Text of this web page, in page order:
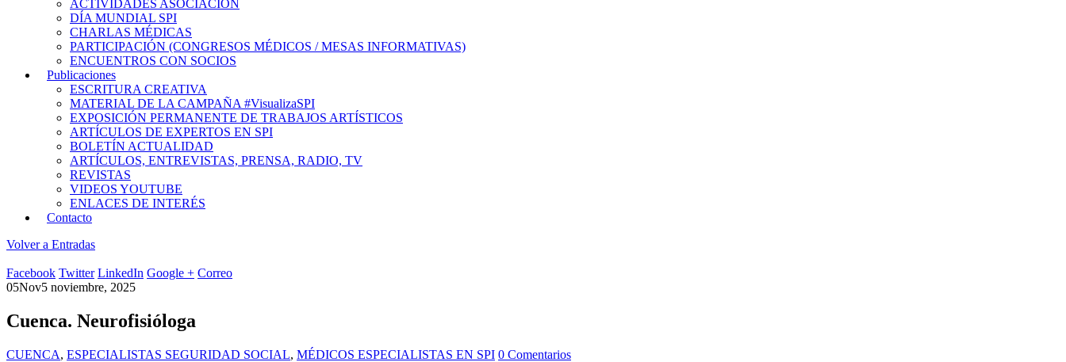
ACTIVIDADES ASOCIACIÓN
DÍA MUNDIAL SPI
CHARLAS MÉDICAS
PARTICIPACIÓN (CONGRESOS MÉDICOS / MESAS INFORMATIVAS)
ENCUENTROS CON SOCIOS
Publicaciones
ESCRITURA CREATIVA
MATERIAL DE LA CAMPAÑA #VisualizaSPI
EXPOSICIÓN PERMANENTE DE TRABAJOS ARTÍSTICOS
ARTÍCULOS DE EXPERTOS EN SPI
BOLETÍN ACTUALIDAD
ARTÍCULOS, ENTREVISTAS, PRENSA, RADIO, TV
REVISTAS
VIDEOS YOUTUBE
ENLACES DE INTERÉS
Contacto
Volver a Entradas
Facebook Twitter LinkedIn Google + Correo
05Nov5 noviembre, 2025
Cuenca. Neurofisióloga
CUENCA, ESPECIALISTAS SEGURIDAD SOCIAL, MÉDICOS ESPECIALISTAS EN SPI 0 Comentarios